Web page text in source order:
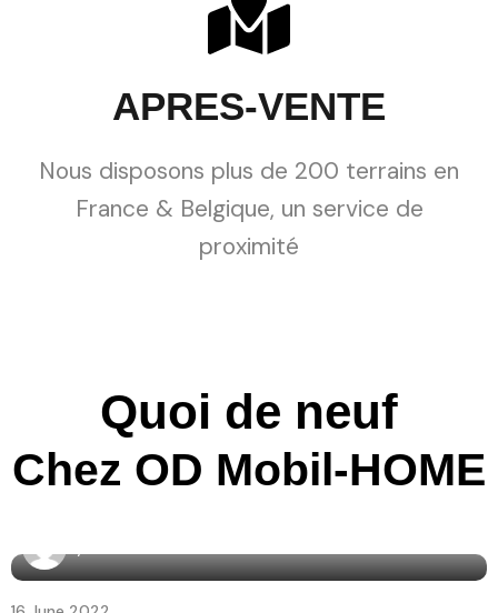
APRES-VENTE
Nous disposons plus de 200 terrains en
France & Belgique, un service de
proximité
Quoi de neuf
Chez OD Mobil-HOME